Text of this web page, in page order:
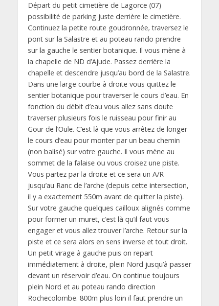
Départ du petit cimetière de Lagorce (07)
possibilité de parking juste derrière le cimetière.
Continuez la petite route goudronnée, traversez le
pont sur la Salastre et au poteau rando prendre
sur la gauche le sentier botanique. Il vous mène à
la chapelle de ND d’Ajude. Passez derrière la
chapelle et descendre jusqu’au bord de la Salastre.
Dans une large courbe à droite vous quittez le
sentier botanique pour traverser le cours d’eau. En
fonction du débit d’eau vous allez sans doute
traverser plusieurs fois le ruisseau pour finir au
Gour de l’Oule. C’est là que vous arrêtez de longer
le cours d’eau pour monter par un beau chemin
(non balisé) sur votre gauche. Il vous mène au
sommet de la falaise ou vous croisez une piste.
Vous partez par la droite et ce sera un A/R
jusqu’au Ranc de l’arche (depuis cette intersection,
il y a exactement 550m avant de quitter la piste).
Sur votre gauche quelques cailloux alignés comme
pour former un muret, c’est là qu’il faut vous
engager et vous allez trouver l’arche. Retour sur la
piste et ce sera alors en sens inverse et tout droit.
Un petit virage à gauche puis on repart
immédiatement à droite, plein Nord jusqu’à passer
devant un réservoir d’eau. On continue toujours
plein Nord et au poteau rando direction
Rochecolombe. 800m plus loin il faut prendre un